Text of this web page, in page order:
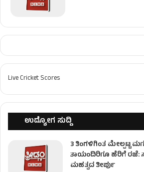
Live Cricket Scores
ಉದ್ಯೋಗ ಸುದ್ದಿ
3 ತಿಂಗಳಿಗಿಂತ ಮೇಲ್ಪಟ್ಟ
ತಾಯಂದಿರಿಗೂ ಹೆರಿಗೆ ರಜೆ:
ಮಹತ್ವದ ತೀರ್ಪು